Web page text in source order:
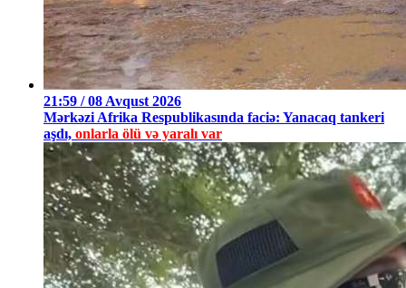
21:59 / 08 Avqust 2026
Mərkəzi Afrika Respublikasında faciə: Yanacaq tankeri
aşdı, onlarla ölü və yaralı var